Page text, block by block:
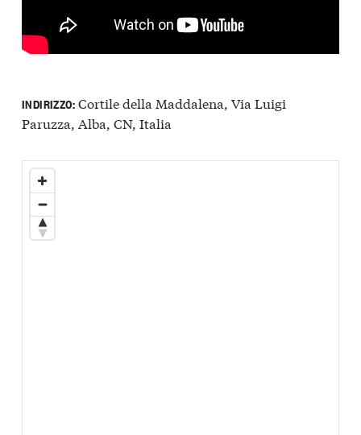
INDIRIZZO:Cortile della Maddalena, Via Luigi
Paruzza, Alba, CN, Italia